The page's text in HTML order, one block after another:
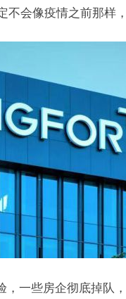
不会像疫情之前那样
，一些房企彻底掉队